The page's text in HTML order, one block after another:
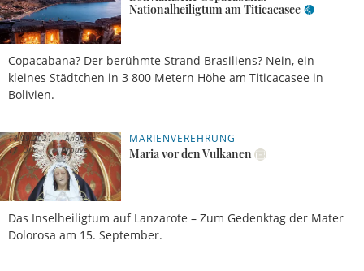
Nationalheiligtum am Titicacasee
Copacabana? Der berühmte Strand Brasiliens? Nein, ein
kleines Städtchen in 3 800 Metern Höhe am Titicacasee in
Bolivien.
MARIENVEREHRUNG
Maria vor den Vulkanen
Das Inselheiligtum auf Lanzarote – Zum Gedenktag der Mater
Dolorosa am 15. September.
14.09.2021,
17 Uhr
Andreas
Drouve